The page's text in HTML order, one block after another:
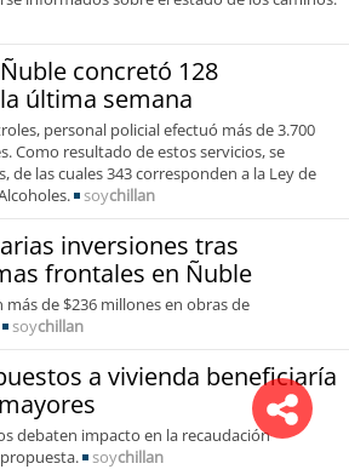
concretó 128
última semana
personal policial efectuó más de 3.700
Como resultado de estos servicios, se
de las cuales 343 corresponden a la Ley de
soychillan
inversiones tras
frontales en Ñuble
más de $236 millones en obras de
soychillan
a vivienda beneficiaría
debaten impacto en la recaudación
soychillan